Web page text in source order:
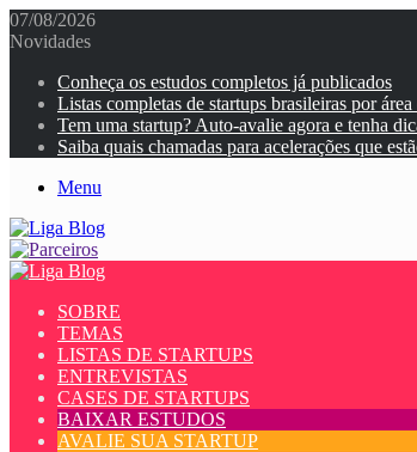
07/08/2026
Novidades
Conheça os estudos completos já publicados
Listas completas de startups brasileiras por
Tem uma startup? Auto-avalie agora e tenha
Saiba quais chamadas para acelerações que
Menu
SOBRE
TEMAS
LISTAS DE STARTUPS
ENTREVISTAS
CASES DE STARTUPS
BAIXAR ESTUDOS
AVALIE SUA STARTUP